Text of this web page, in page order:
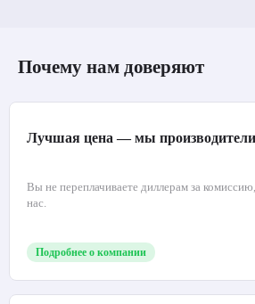
Почему нам доверяют
Лучшая цена — мы производители
Вы не переплачиваете диллерам за
нас.
Подробнее о компании